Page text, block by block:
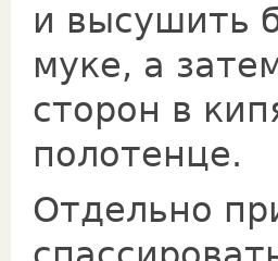
и высушить
муке, а
сторон в
полотенце.
Отдельно